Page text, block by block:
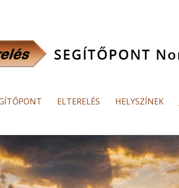
ELTERELÉS HELYSZÍNEK